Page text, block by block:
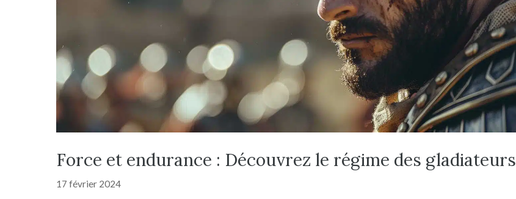
Force et endurance : Découvrez le régime des gladiateurs
17 février 2024